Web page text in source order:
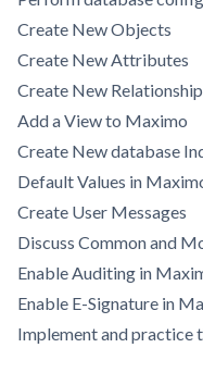
Create New Objects
Create New Attributes
Create New
Add a View to Maximo
Create New database
Default Values in
Create User Messages
Discuss Common and
Enable Auditing in
Enable E-Signature in
Implement and practice